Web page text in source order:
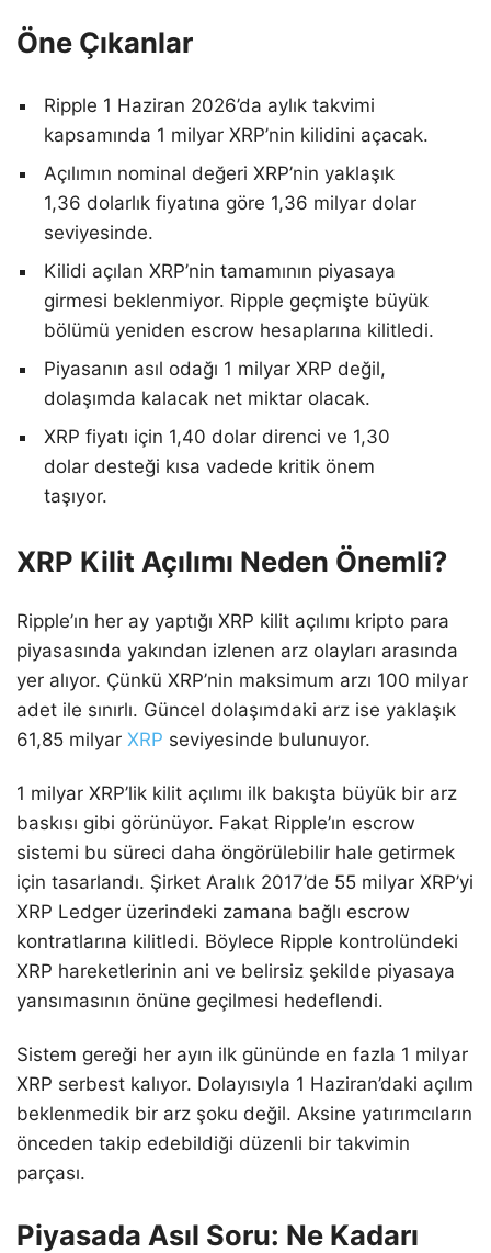
Öne Çıkanlar
Ripple 1 Haziran 2026’da aylık takvimi
kapsamında 1 milyar XRP’nin kilidini açacak.
Açılımın nominal değeri XRP’nin yaklaşık
1,36 dolarlık fiyatına göre 1,36 milyar dolar
seviyesinde.
Kilidi açılan XRP’nin tamamının piyasaya
girmesi beklenmiyor. Ripple geçmişte büyük
bölümü yeniden escrow hesaplarına kilitledi.
Piyasanın asıl odağı 1 milyar XRP değil,
dolaşımda kalacak net miktar olacak.
XRP fiyatı için 1,40 dolar direnci ve 1,30
dolar desteği kısa vadede kritik önem
taşıyor.
XRP Kilit Açılımı Neden Önemli?
Ripple’ın her ay yaptığı XRP kilit açılımı kripto para
piyasasında yakından izlenen arz olayları arasında
yer alıyor. Çünkü XRP’nin maksimum arzı 100 milyar
adet ile sınırlı. Güncel dolaşımdaki arz ise yaklaşık
61,85 milyar XRP seviyesinde bulunuyor.
1 milyar XRP’lik kilit açılımı ilk bakışta büyük bir arz
baskısı gibi görünüyor. Fakat Ripple’ın escrow
sistemi bu süreci daha öngörülebilir hale getirmek
için tasarlandı. Şirket Aralık 2017’de 55 milyar XRP’yi
XRP Ledger üzerindeki zamana bağlı escrow
kontratlarına kilitledi. Böylece Ripple kontrolündeki
XRP hareketlerinin ani ve belirsiz şekilde piyasaya
yansımasının önüne geçilmesi hedeflendi.
Sistem gereği her ayın ilk gününde en fazla 1 milyar
XRP serbest kalıyor. Dolayısıyla 1 Haziran’daki açılım
beklenmedik bir arz şoku değil. Aksine yatırımcıların
önceden takip edebildiği düzenli bir takvimin
parçası.
Piyasada Asıl Soru: Ne Kadarı